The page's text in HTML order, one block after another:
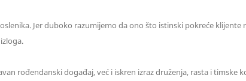
Jer duboko razumijemo da ono što istinski pokreće
rođendanski događaj, već i iskren izraz druženja, rasta i timske